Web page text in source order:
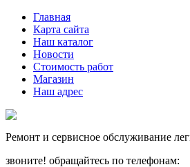
Главная
Карта сайта
Наш каталог
Новости
Стоимость работ
Магазин
Наш адрес
Ремонт и сервисное обслуживание
звоните! обращайтесь по телефонам: